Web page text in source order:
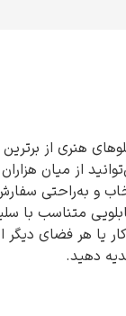
هنری از
از میان
و به‌راحتی
متناسب با
یا هر فضای دیگر
دهید.